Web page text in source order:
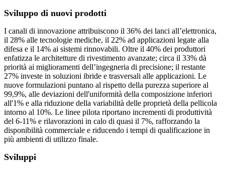
Sviluppo di nuovi prodotti
I canali di innovazione attribuiscono il 36% dei lanci all’elettronica,
il 28% alle tecnologie mediche, il 22% ad applicazioni legate alla
difesa e il 14% ai sistemi rinnovabili. Oltre il 40% dei produttori
enfatizza le architetture di rivestimento avanzate; circa il 33% dà
priorità ai miglioramenti dell’ingegneria di precisione; il restante
27% investe in soluzioni ibride e trasversali alle applicazioni. Le
nuove formulazioni puntano al rispetto della purezza superiore al
99,9%, alle deviazioni dell'uniformità della composizione inferiori
all'1% e alla riduzione della variabilità delle proprietà della pellicola
intorno al 10%. Le linee pilota riportano incrementi di produttività
del 6-11% e rilavorazioni in calo di quasi il 7%, rafforzando la
disponibilità commerciale e riducendo i tempi di qualificazione in
più ambienti di utilizzo finale.
Sviluppi